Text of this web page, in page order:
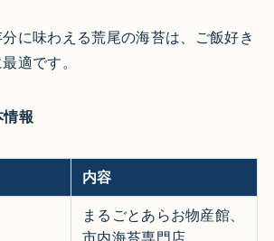
に味わえる荒尾の海苔は、ご飯好き
適です。
報
内容
まるごとあらお物産館、
市内海苔専門店